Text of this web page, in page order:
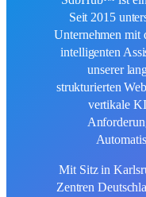
Seit 2015
Unternehmen mit
intelligenten
unserer
strukturierten
vertikale
Mit Sitz in
Zentren